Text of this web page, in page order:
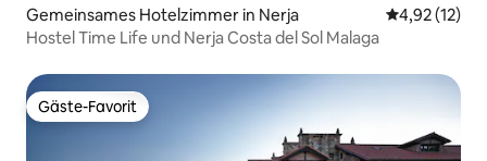
Gemeinsames Hotelzimmer in Nerja
4,92 (12)
Hostel Time Life und Nerja Costa del Sol Malaga
Gäste-Favorit
Gäste-Favorit